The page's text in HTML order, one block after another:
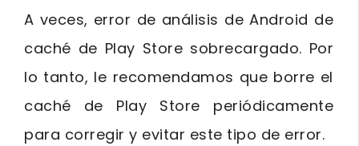
A veces, error de análisis de Android de
caché de Play Store sobrecargado. Por
lo tanto, le recomendamos que borre el
caché de Play Store periódicamente
para corregir y evitar este tipo de error.